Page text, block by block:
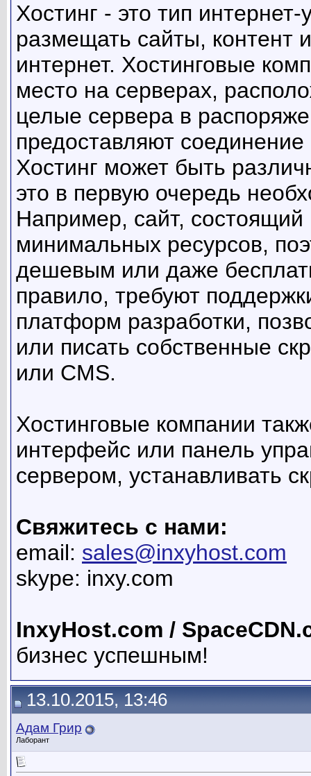
Хостинг - это тип интернет-
размещать сайты, контент
интернет. Хостинговые
место на серверах,
целые сервера в
предоставляют
Хостинг может быть
это в первую очередь
Например, сайт,
минимальных ресурсов,
дешевым или даже
правило, требуют
платформ разработки,
или писать собственные
или CMS.
Хостинговые компании
интерфейс или панель
сервером, устанавливать
Свяжитесь с нами:
email: sales@inxyhost.com
skype: inxy.com
InxyHost.com /
бизнес успешным!
13.10.2015, 13:46
Адам Грир
Лаборант